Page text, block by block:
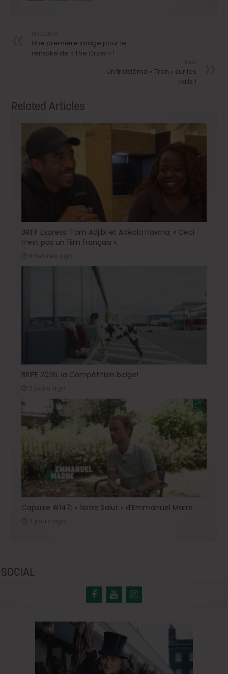
Une première image pour le
remake de « The Crow » !
Un troisième « Tron » sur les
rails !
Related Articles
BRIFF Express: Tom Adjibi et Adéola Hawna, « Ceci
n’est pas un film français ».
6 heures ago
BRIFF 2026: la Compétition belge!
2 jours ago
Capsule #147: « Notre Salut » d’Emmanuel Marre
SOCIAL